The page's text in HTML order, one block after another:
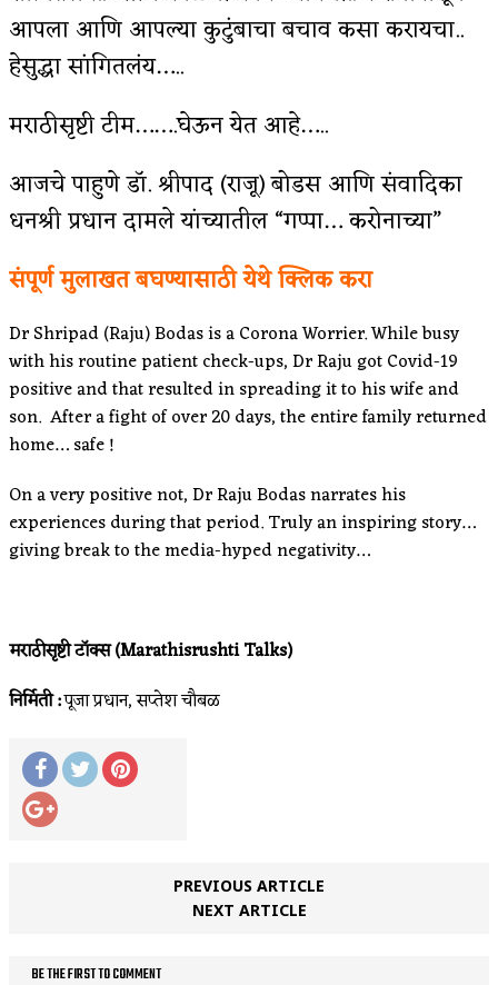
आपला आणि आपल्या कुटुंबाचा बचाव कसा करायचा..
हेसुद्धा सांगितलंय…..
मराठीसृष्टी टीम…….घेऊन येत आहे…..
आजचे पाहुणे डॉ. श्रीपाद (राजू) बोडस आणि संवादिका
धनश्री प्रधान दामले यांच्यातील “गप्पा… करोनाच्या”
संपूर्ण मुलाखत बघण्यासाठी येथे क्लिक करा
Dr Shripad (Raju) Bodas is a Corona Worrier. While busy
with his routine patient check-ups, Dr Raju got Covid-19
positive and that resulted in spreading it to his wife and
son. After a fight of over 20 days, the entire family returned
home… safe !
On a very positive not, Dr Raju Bodas narrates his
experiences during that period. Truly an inspiring story…
giving break to the media-hyped negativity…
मराठीसृष्टी टॉक्स (Marathisrushti Talks)
निर्मिती :पूजा प्रधान, सप्तेश चौबळ
PREVIOUS ARTICLE
NEXT ARTICLE
BE THE FIRST TO COMMENT